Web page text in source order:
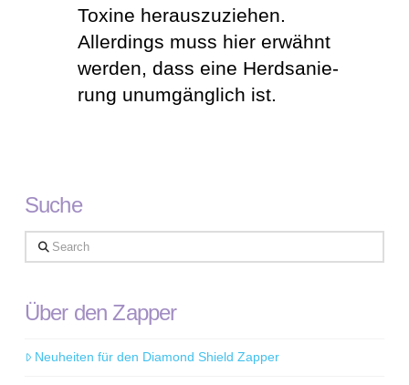
Toxine herauszu­ziehen.
Allerdings muss hier erwähnt
werden, dass eine Herd­sanie­
rung unumgänglich ist.
Suche
Search
Über den Zapper
Neuheiten für den Diamond Shield Zapper